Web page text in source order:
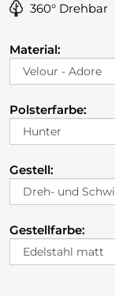
360° Drehbar
Material:
Polsterfarbe:
Gestell:
Gestellfarbe: